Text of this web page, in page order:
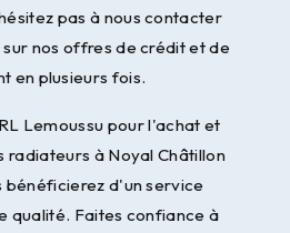
pas à nous contacter
nos offres de crédit et de
en plusieurs fois.
Lemoussu pour l'achat et
radiateurs à Noyal Châtillon
bénéficierez d'un service
qualité. Faites confiance à